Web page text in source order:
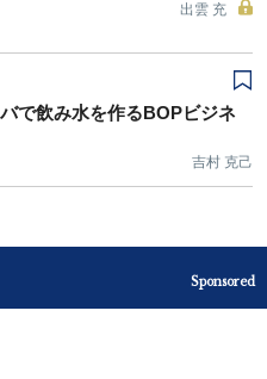
出雲 充
で飲み水を作るBOPビジネ
吉村 克己
Sponsored